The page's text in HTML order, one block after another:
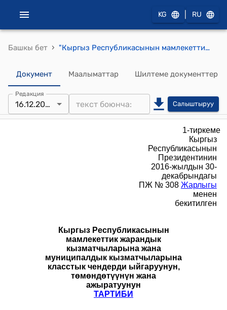
KG RU
Башкы бет › "Кыргыз Республикасынын мамлекеттик жарандык кызматчыларына жана муниципалдык кызматчыларына класстык чендерди ыйгаруунун, төмөндөтүүнүн жана ажыратуунун тартиби жөнүндө" Тартиби (КР Президентинин 2016-жылдын 30-декабрындагы ПЖ № 308 Жарлыгы менен бекитилген)
Документ Маалыматтар Шилтеме документтер
Редакция
16.12.2025 Салыштыруу